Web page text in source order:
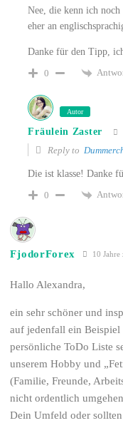
Nee, die kenn ich
eher an
Danke für den Tipp,
0
Autor
Fräulein Zaster
Reply to
Die ist klasse! Danke
0
FjodorForex 10
Hallo Alexandra,
ein sehr schöner und
auf jedenfall ein Beispiel
persönliche ToDo Liste
unserem Hobby und
(Familie, Freunde,
nicht ordentlich
Dein Umfeld oder